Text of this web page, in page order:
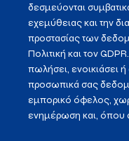
δεσμεύονται
εχεμύθειας και την
προστασίας των
Πολιτική και τον
πωλήσει, ενοικιάσει
προσωπικά σας
εμπορικό όφελος,
ενημέρωση και, όπου